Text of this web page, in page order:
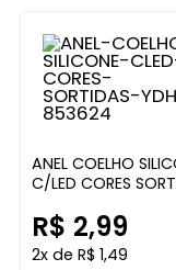
ANEL COELHO
C/LED CORES
R$ 2,99
2x de R$ 1,49